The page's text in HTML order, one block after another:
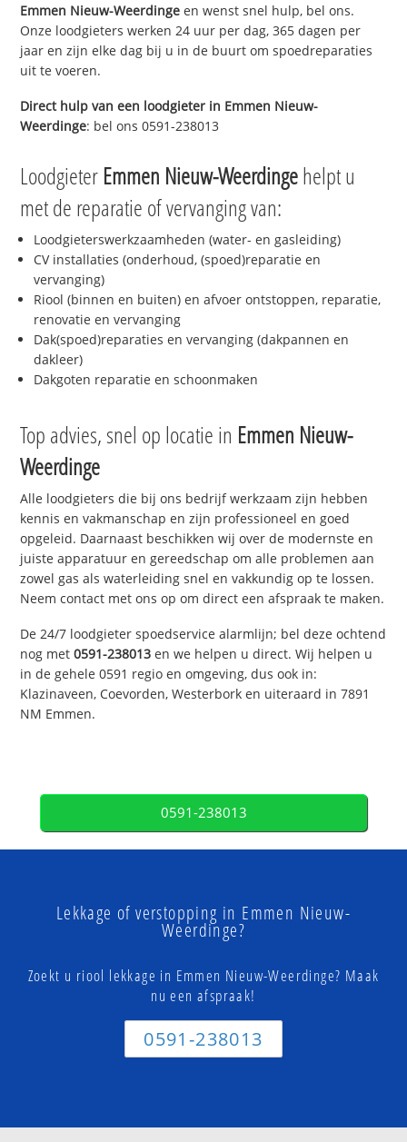
Emmen Nieuw-Weerdinge en wenst snel hulp, bel ons.
Onze loodgieters werken 24 uur per dag, 365 dagen per
jaar en zijn elke dag bij u in de buurt om spoedreparaties
uit te voeren.
Direct hulp van een loodgieter in Emmen Nieuw-
Weerdinge: bel ons 0591-238013
Loodgieter Emmen Nieuw-Weerdingehelpt u
met de reparatie of vervanging van:
Loodgieterswerkzaamheden (water- en gasleiding)
CV installaties (onderhoud, (spoed)reparatie en
vervanging)
Riool (binnen en buiten) en afvoer ontstoppen, reparatie,
renovatie en vervanging
Dak(spoed)reparaties en vervanging (dakpannen en
dakleer)
Dakgoten reparatie en schoonmaken
Top advies, snel op locatie in Emmen Nieuw-
Weerdinge
Alle loodgieters die bij ons bedrijf werkzaam zijn hebben
kennis en vakmanschap en zijn professioneel en goed
opgeleid. Daarnaast beschikken wij over de modernste en
juiste apparatuur en gereedschap om alle problemen aan
zowel gas als waterleiding snel en vakkundig op te lossen.
Neem contact met ons op om direct een afspraak te maken.
De 24/7 loodgieter spoedservice alarmlijn; bel deze ochtend
nog met0591-238013 en we helpen u direct. Wij helpen u
in de gehele 0591 regio en omgeving, dus ook in:
Klazinaveen, Coevorden, Westerbork en uiteraard in 7891
NM Emmen.
0591-238013
Lekkage of verstopping in Emmen Nieuw-
Weerdinge?
Zoekt u riool lekkage in Emmen Nieuw-Weerdinge? Maak
nu een afspraak!
0591-238013